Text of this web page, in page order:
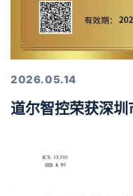
2026.05.14
道尔智控荣获深